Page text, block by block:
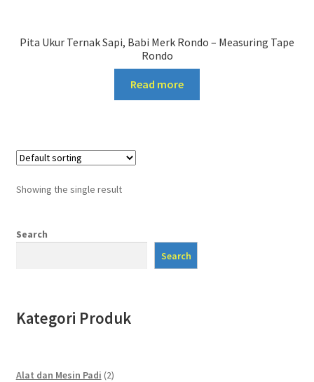
Pita Ukur Ternak Sapi, Babi Merk Rondo – Measuring Tape
Rondo
Read more
Showing the single result
Search
Search
Kategori Produk
Alat dan Mesin Padi 22